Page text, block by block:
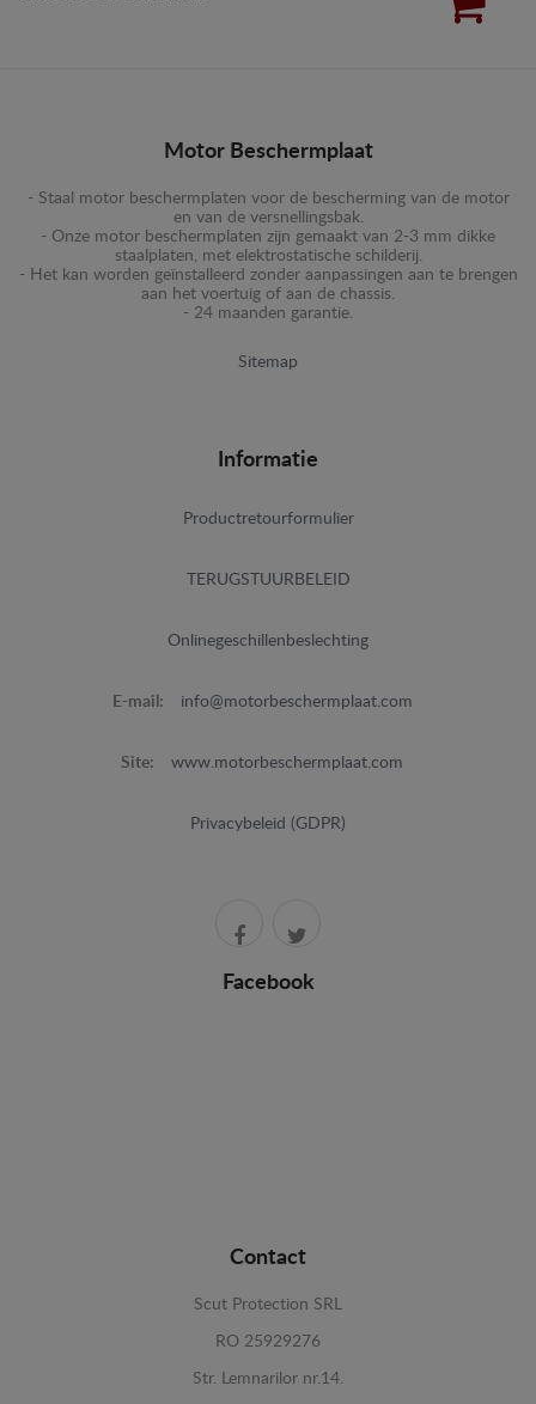
Motor Beschermplaat
- Staal motor beschermplaten voor de bescherming van de motor
en van de versnellingsbak.
- Onze motor beschermplaten zijn gemaakt van 2-3 mm dikke
staalplaten, met elektrostatische schilderij.
- Het kan worden geïnstalleerd zonder aanpassingen aan te brengen
aan het voertuig of aan de chassis.
- 24 maanden garantie.
Sitemap
Informatie
Productretourformulier
TERUGSTUURBELEID
Onlinegeschillenbeslechting
E-mail: info@motorbeschermplaat.com
Site: www.motorbeschermplaat.com
Privacybeleid (GDPR)
Facebook
Contact
Scut Protection SRL
RO 25929276
Str. Lemnarilor nr.14.